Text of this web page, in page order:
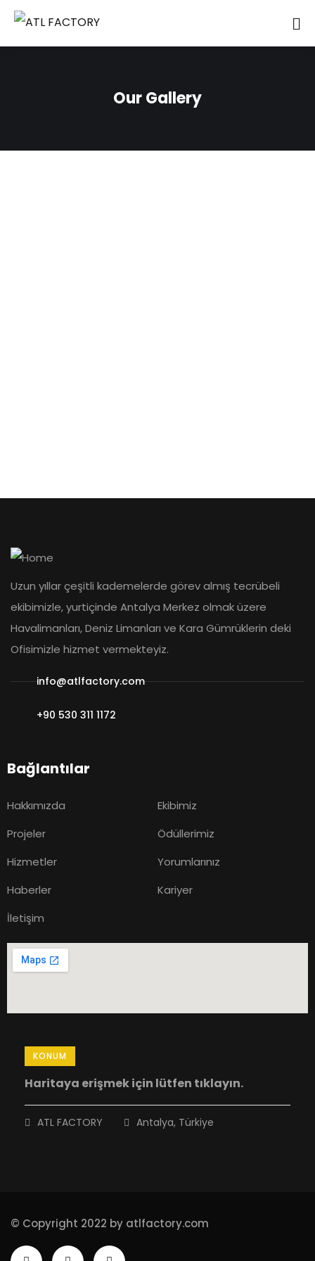
Our Gallery
Uzun yıllar çeşitli kademelerde görev almış tecrübeli
ekibimizle, yurtiçinde Antalya Merkez olmak üzere
Havalimanları, Deniz Limanları ve Kara Gümrüklerin deki
Ofisimizle hizmet vermekteyiz.
info@atlfactory.com
+90 530 311 1172
Bağlantılar
Hakkımızda
Projeler
Hizmetler
Haberler
İletişim
Ekibimiz
Ödüllerimiz
Yorumlarınız
Kariyer
KONUM
Haritaya erişmek için lütfen tıklayın.
ATL FACTORY Antalya, Türkiye
© Copyright 2022 by atlfactory.com